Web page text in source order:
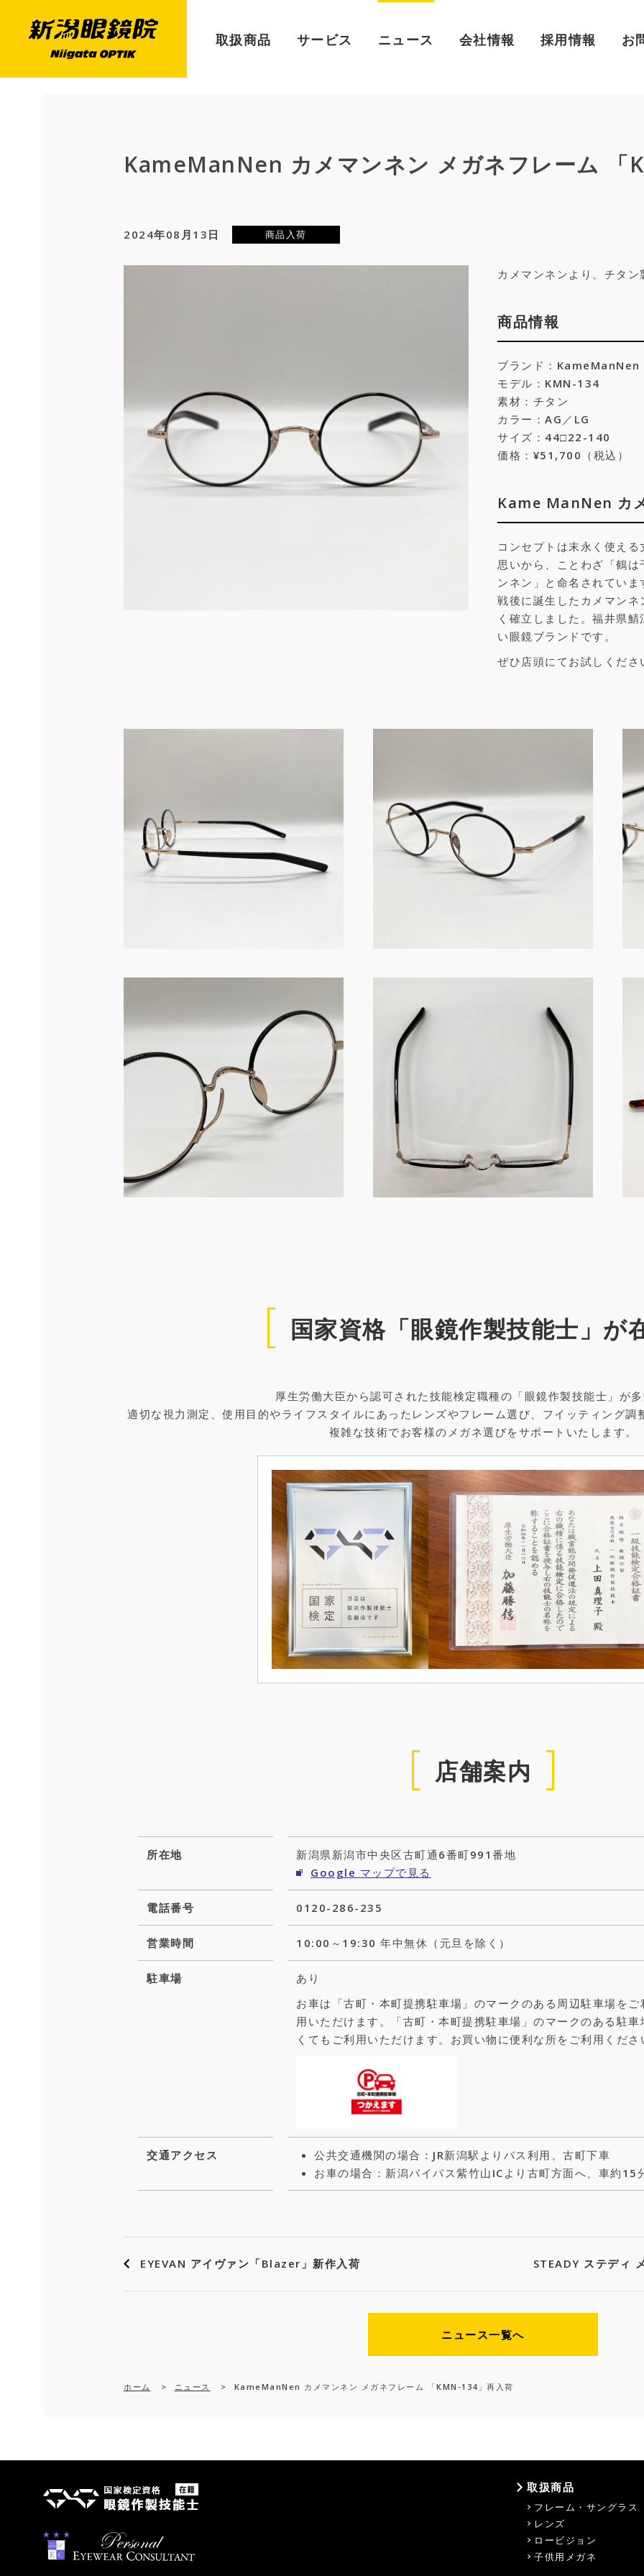
取扱商品 サービス ニュース 会社情報 採用情報 お
KameManNen カメマンネン メガネフレーム 「
2024年08月13日 商品入荷
カメマンネンより、チタ
商品情報
ブランド：KameManNen
モデル：KMN-134
素材：チタン
カラー：AG／LG
サイズ：44□22-140
価格：¥51,700（税込）
Kame ManNen カ
コンセプトは末永く使え
思いから、ことわざ「鶴
ンネン」と命名されていま
戦後に誕生したカメマン
く確立しました。福井県
い眼鏡ブランドです。
ぜひ店頭にてお試しくださ
国家資格「眼鏡作製技能士」が
厚生労働大臣から認可された技能検定職種の「眼鏡作製技能士」が
適切な視力測定、使用目的やライフスタイルにあったレンズやフレーム選び、フイッティング
複雑な技術でお客様のメガネ選びをサポートいたします。
店舗案内
所在地
新潟県新潟市中央区古町通6番町991番地
Google マップで見る
電話番号 0120-286-235
営業時間 10:00～19:30 年中無休（元旦を除く）
駐車場
あり
お車は「古町・本町提携駐車場」のマークのある周辺駐車場を
用いただけます。「古町・本町提携駐車場」のマークのある駐
くてもご利用いただけます。お買い物に便利な所をご利用くださ
交通アクセス
公共交通機関の場合：JR新潟駅よりバス利用、古町下車
お車の場合：新潟バイパス紫竹山ICより古町方面へ、車約15
EYEVAN アイヴァン「Blazer」新作入荷 STEADY ステディ
ニュース一覧へ
ホーム > ニュース > KameManNen カメマンネン メガネフレーム 「KMN-134」再入荷
取扱商品
フレーム・サングラス
レンズ
ロービジョン
子供用メガネ